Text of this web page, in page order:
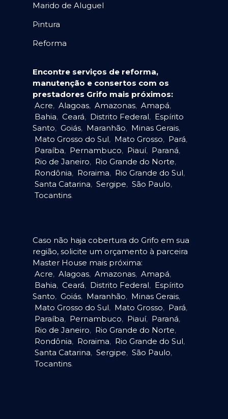
Marido de Aluguel
Pintura
Reforma
Encontre serviços de reforma,
manutenção e consertos com os
prestadores Grifo mais próximos:
Acre, Alagoas, Amazonas, Amapá,
Bahia, Ceará, Distrito Federal, Espírito
Santo, Goiás, Maranhão, Minas Gerais,
Mato Grosso do Sul, Mato Grosso, Pará,
Paraíba, Pernambuco, Piauí, Paraná,
Rio de Janeiro, Rio Grande do Norte,
Rondônia, Roraima, Rio Grande do Sul,
Santa Catarina, Sergipe, São Paulo,
Tocantins.
Caso não haja cobertura do Grifo em sua
região, solicite um orçamento à parceira
Master House mais próxima:
Acre, Alagoas, Amazonas, Amapá,
Bahia, Ceará, Distrito Federal, Espírito
Santo, Goiás, Maranhão, Minas Gerais,
Mato Grosso do Sul, Mato Grosso, Pará,
Paraíba, Pernambuco, Piauí, Paraná,
Rio de Janeiro, Rio Grande do Norte,
Rondônia, Roraima, Rio Grande do Sul,
Santa Catarina, Sergipe, São Paulo,
Tocantins.